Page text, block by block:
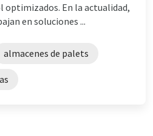
En la actualidad,
en soluciones ...
almacenes de palets